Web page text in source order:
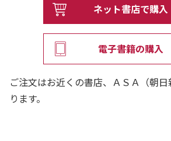
ネット書店で購入
電子書籍の購入
ご注文はお近くの書店、ＡＳＡ（朝
ります。